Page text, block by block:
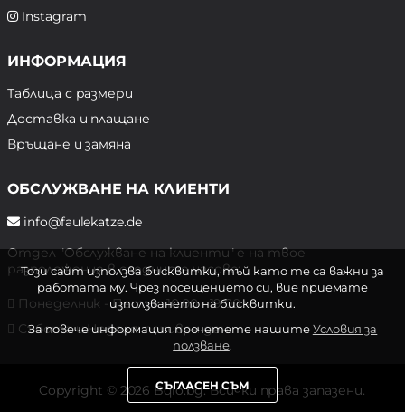
Instagram
ИНФОРМАЦИЯ
Таблица с размери
Доставка и плащане
Връщане и замяна
ОБСЛУЖВАНЕ НА КЛИЕНТИ
info@faulekatze.de
Отдел "Обслужване на клиенти" е на твое
разположение в следните часове:
Понеделник - Петък: 10:00 - 19:00 ч.
Събота и Неделя: почивен ден
Copyright © 2026 Bqlo.bg. Всички права запазени.
Този сайт използва бисквитки, тъй като те са важни за
работата му. Чрез посещението си, вие приемате
използването на бисквитки.
За повече информация прочетете нашитеУсловия за
ползване.
СЪГЛАСЕН СЪМ